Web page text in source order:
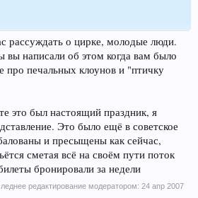
рассуждать о цирке, молодые люди.
написали об этом когда вам было
про печальных клоунов и "птичку
это был настоящий праздник, я
Это было ещё в советское
и пресыщены как сейчас,
сметая всё на своём пути поток
бронировали за недели
редактирование модератором: 24 апр 2007